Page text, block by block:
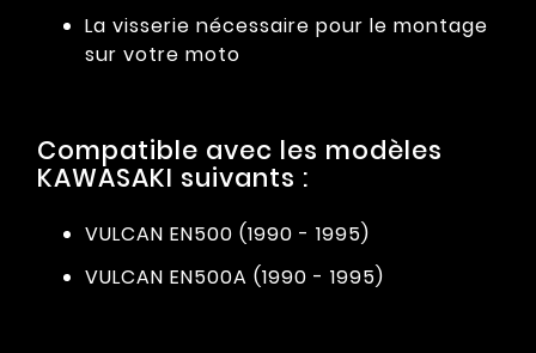
La visserie nécessaire pour le montage
sur votre moto
Compatible avec les modèles
KAWASAKI suivants :
VULCAN EN500 (1990 - 1995)
VULCAN EN500A (1990 - 1995)